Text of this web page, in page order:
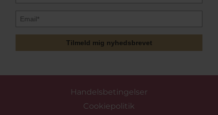
Tilmeld mig nyhedsbrevet
Handelsbetingelser
Cookiepolitik